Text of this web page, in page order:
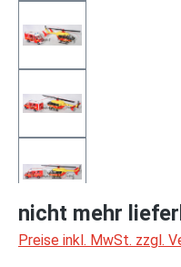
nicht mehr
Preise inkl. MwSt. zzgl.